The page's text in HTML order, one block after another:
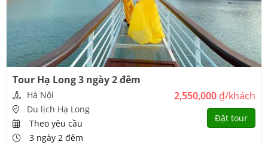
Tour Hạ Long 3 ngày 2 đêm
Hà Nội
Du lịch Hạ Long
Theo yêu cầu
3 ngày 2 đêm
2,550,000 ₫/khách
Đặt tour